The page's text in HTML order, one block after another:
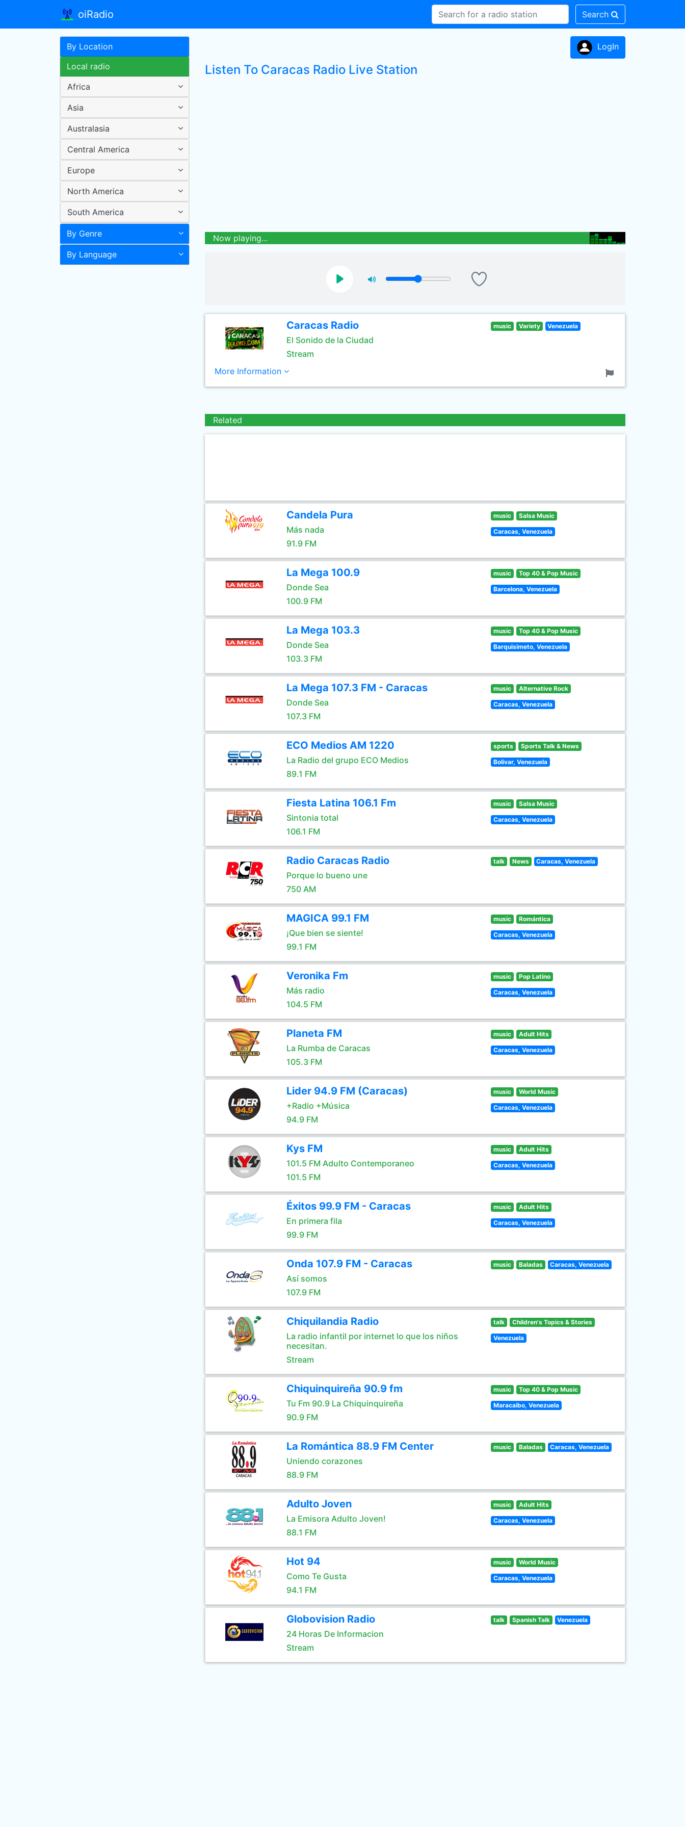
oiRadio Search
By Location
Local radio
Africa
Asia
Australasia
Central America
Europe
North America
South America
By Genre
By Language
LogIn
Listen To Caracas Radio Live Station
Now playing...
Caracas Radio
El Sonido de la Ciudad
Stream
music Variety Venezuela
More Information
Related
Candela Pura
Más nada
91.9 FM
music Salsa Music
Caracas, Venezuela
La Mega 100.9
Donde Sea
100.9 FM
music Top 40 & Pop Music
Barcelona, Venezuela
La Mega 103.3
Donde Sea
103.3 FM
music Top 40 & Pop Music
Barquisimeto, Venezuela
La Mega 107.3 FM - Caracas
Donde Sea
107.3 FM
music Alternative Rock
Caracas, Venezuela
ECO Medios AM 1220
La Radio del grupo ECO Medios
89.1 FM
sports Sports Talk & News
Bolivar, Venezuela
Fiesta Latina 106.1 Fm
Sintonia total
106.1 FM
music Salsa Music
Caracas, Venezuela
Radio Caracas Radio
Porque lo bueno une
750 AM
talk News Caracas, Venezuela
MAGICA 99.1 FM
¡Que bien se siente!
99.1 FM
music Romántica
Caracas, Venezuela
Veronika Fm
Más radio
104.5 FM
music Pop Latino
Caracas, Venezuela
Planeta FM
La Rumba de Caracas
105.3 FM
music Adult Hits
Caracas, Venezuela
Lider 94.9 FM (Caracas)
+Radio +Música
94.9 FM
music World Music
Caracas, Venezuela
Kys FM
101.5 FM Adulto Contemporaneo
101.5 FM
music Adult Hits
Caracas, Venezuela
Éxitos 99.9 FM - Caracas
En primera fila
99.9 FM
music Adult Hits
Caracas, Venezuela
Onda 107.9 FM - Caracas
Así somos
107.9 FM
music Baladas Caracas, Venezuela
Chiquilandia Radio
La radio infantil por internet lo que los niños
necesitan.
Stream
talk Children's Topics & Stories
Venezuela
Chiquinquireña 90.9 fm
Tu Fm 90.9 La Chiquinquireña
90.9 FM
music Top 40 & Pop Music
Maracaibo, Venezuela
La Romántica 88.9 FM Center
Uniendo corazones
88.9 FM
music Baladas Caracas, Venezuela
Adulto Joven
La Emisora Adulto Joven!
88.1 FM
music Adult Hits
Caracas, Venezuela
Hot 94
Como Te Gusta
94.1 FM
music World Music
Caracas, Venezuela
Globovision Radio
24 Horas De Informacion
Stream
talk Spanish Talk Venezuela